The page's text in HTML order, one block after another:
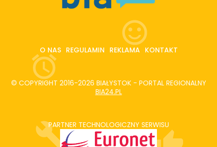
O NAS REGULAMIN REKLAMA KONTAKT
© COPYRIGHT 2016-2026 BIAŁYSTOK - PORTAL REGIONALNY
BIA24.PL
PARTNER TECHNOLOGICZNY SERWISU